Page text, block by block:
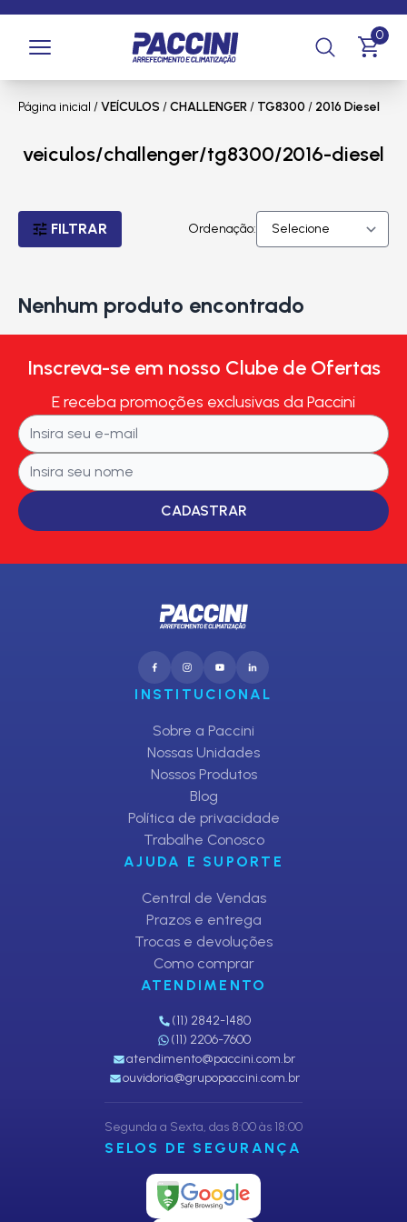
0
Página inicial /VEÍCULOS /CHALLENGER/ TG8300/ 2016 Diesel
veiculos/challenger/tg8300/2016-diesel
FILTRAR Ordenação:
Nenhum produto encontrado
Inscreva-se em nosso Clube de Ofertas
E receba promoções exclusivas da Paccini
CADASTRAR
INSTITUCIONAL
Sobre a Paccini
Nossas Unidades
Nossos Produtos
Blog
Política de privacidade
Trabalhe Conosco
AJUDA E SUPORTE
Central de Vendas
Prazos e entrega
Trocas e devoluções
Como comprar
ATENDIMENTO
(11) 2842-1480
(11) 2206-7600
atendimento@paccini.com.br
ouvidoria@grupopaccini.com.br
Segunda a Sexta, das 8:00 às 18:00
SELOS DE SEGURANÇA